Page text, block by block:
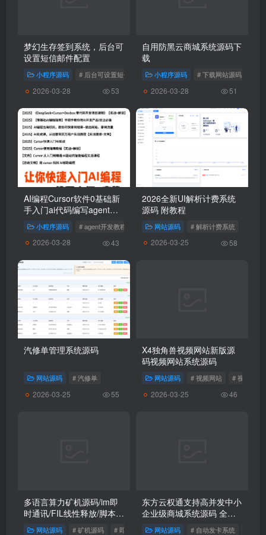
梦幻生存签到系统，后台可
设置短信邮件配置
小程序源码 # 后台可设置短信邮件配置网站源码 # 梦幻生存签到系统源码
2026-03-28 53
自用防黑云商城系统源码下
载
小程序源码 # 下载网站源码
2026-03-28 51
AI编程Cursor软件0基础新
手入门ai代码编写agent开
发教程视频
小程序源码 # agent开发教程视频 # AI编程Cursor软件0基础新手入门ai代
2026-03-28 43
2026全新UI解析计费系统
源码 附教程
网站源码 # 解析计费系统
2026-03-25 58
汽修单管理系统源码
网站源码 # 汽修单
2026-03-25 55
X4独角兽视频网站新版源
码视频网站系统源码
网站源码 # 视频网站 # 视频源码
2026-03-25 46
多语言算力矿机源码/im即
时通讯/FIL线性释放/脚本齐
全/搭建教程
网站源码 # 矿机源码 # 即时通讯
东方云权通支持高并发中小
企业级商城系统源码 全开
网站源码 # 自动发卡系统